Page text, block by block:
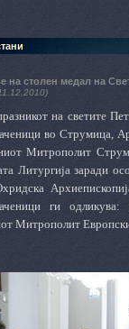
на столен медал на
на светите
во Струмица,
Митрополит
Литургија заради
ги
Митрополит Европски